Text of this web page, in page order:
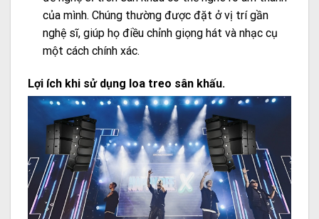
của mình. Chúng thường được đặt ở vị trí gần
nghệ sĩ, giúp họ điều chỉnh giọng hát và nhạc cụ
một cách chính xác.
Lợi ích khi sử dụng loa treo sân khấu.